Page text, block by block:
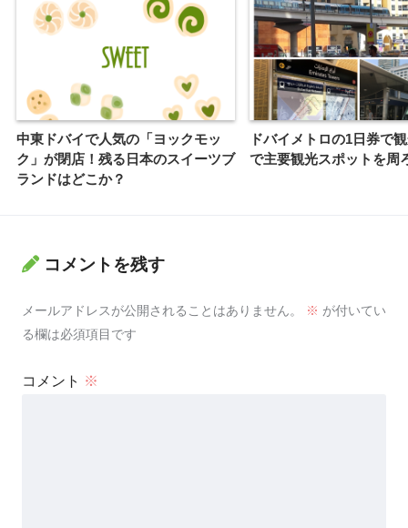
中東ドバイで人気の「ヨックモッ
ク」が閉店！残る日本のスイーツブ
ランドはどこか？
ドバイメトロの1日券で
で主要観光スポットを周
コメントを残す
メールアドレスが公開されることはありません。 ※ が付いてい
る欄は必須項目です
コメント ※